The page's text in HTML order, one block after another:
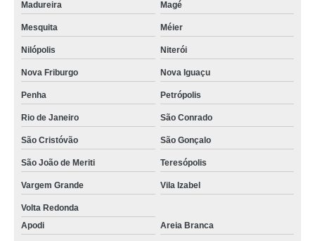
Madureira Magé
Mesquita Méier
Nilópolis Niterói
Nova Friburgo Nova Iguaçu
Penha Petrópolis
Rio de Janeiro São Conrado
São Cristóvão São Gonçalo
São João de Meriti Teresópolis
Vargem Grande Vila Izabel
Volta Redonda
Apodi
Areia Branca